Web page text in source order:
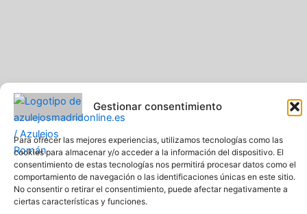
Gestionar consentimiento
Para ofrecer las mejores experiencias, utilizamos tecnologías como las
cookies para almacenar y/o acceder a la información del dispositivo. El
consentimiento de estas tecnologías nos permitirá procesar datos como el
comportamiento de navegación o las identificaciones únicas en este sitio.
No consentir o retirar el consentimiento, puede afectar negativamente a
ciertas características y funciones.
Pavimentos y Azulejos Román S.L.. Todos los derechos
reservados